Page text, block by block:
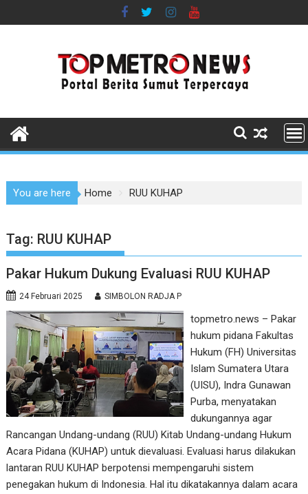
to
You are here Home RUU KUHAP
Tag: RUU KUHAP
Pakar Hukum Dukung Evaluasi RUU KUHAP
24 Februari 2025 SIMBOLON RADJA P
topmetro.news – Pakar
hukum pidana Fakultas
Hukum (FH) Universitas
Islam Sumatera Utara
(UISU), Indra Gunawan
Purba, menyatakan
dukungannya agar
Rancangan Undang-undang (RUU) Kitab Undang-undang Hukum
Acara Pidana (KUHAP) untuk dievaluasi. Evaluasi harus dilakukan
lantaran RUU KUHAP berpotensi mempengaruhi sistem
penegakan hukum di Indonesia. Hal itu dikatakannya dalam acara